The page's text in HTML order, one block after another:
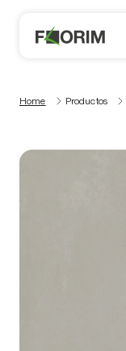
Home Productos